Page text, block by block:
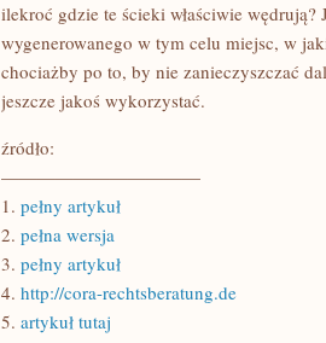
ilekroć gdzie te ścieki właściwie
wygenerowanego w tym celu miejsc, w
chociażby po to, by nie zanieczyszczać
jeszcze jakoś wykorzystać.
źródło:
———————————
1. pełny artykuł
2. pełna wersja
3. pełny artykuł
4. http://cora-rechtsberatung.de
5. artykuł tutaj